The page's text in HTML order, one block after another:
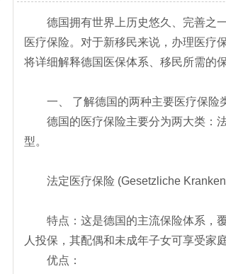
德国拥有世界上历史悠久、完善之
医疗保险。对于新移民来说，办理医疗
将详细解释德国医保体系、移民所需的
一、 了解德国的两种主要医疗保险
德国的医疗保险主要分为两大类：
型。
法定医疗保险 (Gesetzliche
特点：这是德国的主流保险体系，
人投保，其配偶和未成年子女可享受家
优点：